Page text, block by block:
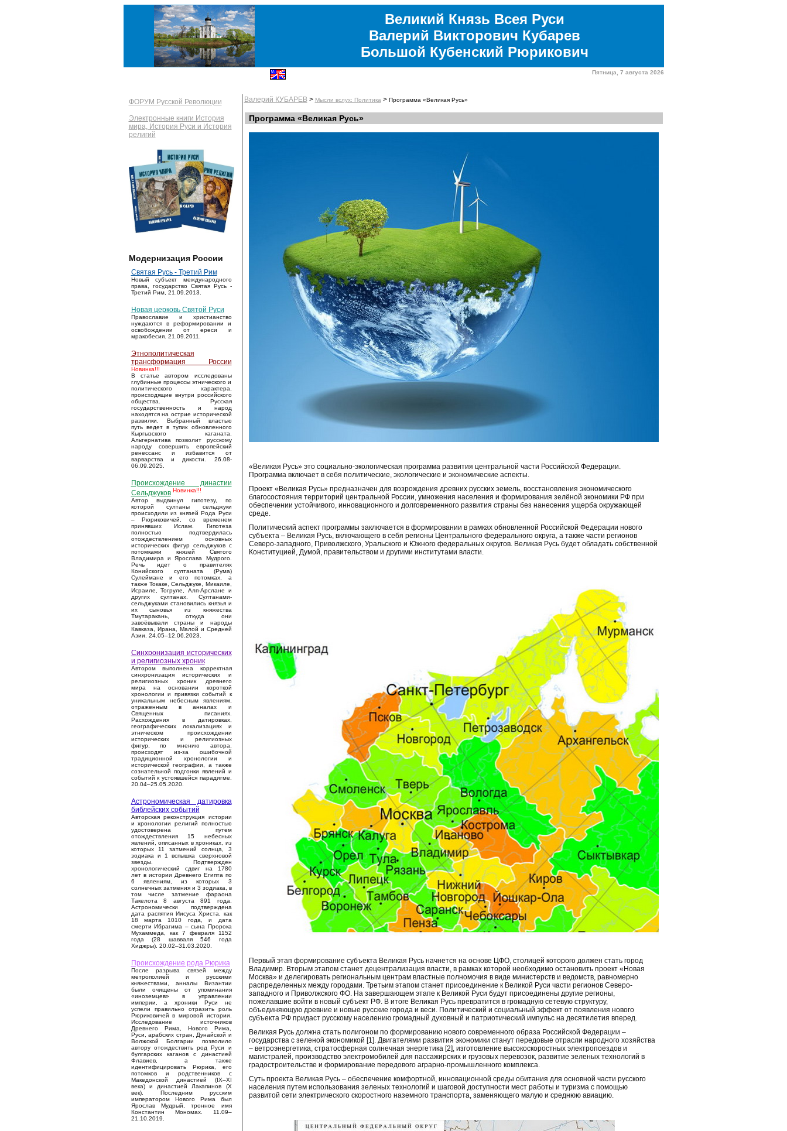
Великий Князь Всея Руси
Валерий Викторович Кубарев
Большой Кубенский Рюрикович
Пятница, 7 августа 2026
ФОРУМ Русской Революции
Электронные книги История
мира, История Руси и История
религий
Модернизация России
Святая Русь - Третий Рим
Новый субъект международного
права, государство Святая Русь -
Третий Рим, 21.09.2013.
Новая церковь Святой Руси
Православие и христианство
нуждаются в реформировании и
освобождении от ереси и
мракобесия. 21.09.2011.
Этнополитическая
трансформация России
Новинка!!!
В статье автором исследованы
глубинные процессы этнического и
политического характера,
происходящие внутри российского
общества. Русская
государственность и народ
находятся на острие исторической
развилки. Выбранный властью
путь ведет в тупик обновленного
Кыргызского каганата.
Альтернатива позволит русскому
народу совершить европейский
ренессанс и избавится от
варварства и дикости. 26.08-
06.09.2025.
Происхождение династии
Сельджуков Новинка!!!
Автор выдвинул гипотезу, по
которой султаны сельджуки
происходили из князей Рода Руси
– Рюриковичей, со временем
принявших Ислам. Гипотеза
полностью подтвердилась
отождествлением основных
исторических фигур сельджуков с
потомками князей Святого
Владимира и Ярослава Мудрого.
Речь идет о правителях
Конийского султаната (Рума)
Сулеймане и его потомках, а
также Токаке, Сельджуке, Микаиле,
Исраиле, Тогруле, Алп-Арслане и
других султанах. Султанами-
сельджуками становились князья и
их сыновья из княжества
Тмутаракань, откуда они
завоёвывали страны и народы
Кавказа, Ирана, Малой и Средней
Азии. 24.05–12.06.2023.
Синхронизация исторических
и религиозных хроник
Автором выполнена корректная
синхронизация исторических и
религиозных хроник древнего
мира на основании короткой
хронологии и привязки событий к
уникальным небесным явлениям,
отраженным в анналах и
Священных писаниях.
Расхождения в датировках,
географических локализациях и
этническом происхождении
исторических и религиозных
фигур, по мнению автора,
происходят из-за ошибочной
традиционной хронологии и
исторической географии, а также
сознательной подгонки явлений и
событий к устоявшейся парадигме.
20.04–25.05.2020.
Астрономическая датировка
библейских событий
Авторская реконструкция истории
и хронологии религий полностью
удостоверена путем
отождествления 15 небесных
явлений, описанных в хрониках, из
которых 11 затмений солнца, 3
зодиака и 1 вспышка сверхновой
звезды. Подтвержден
хронологический сдвиг на 1780
лет в истории Древнего Египта по
6 явлениям, из которых 3
солнечных затмения и 3 зодиака, в
том числе затмение фараона
Такелота 8 августа 891 года.
Астрономически подтверждена
дата распятия Иисуса Христа, как
18 марта 1010 года, и дата
смерти Ибрагима – сына Пророка
Мухаммеда, как 7 февраля 1152
года (28 шавваля 546 года
Хиджры). 20.02–31.03.2020.
Происхождение рода Рюрика
После разрыва связей между
метрополией и русскими
княжествами, анналы Византии
были очищены от упоминания
«иноземцев» в управлении
империи, а хроники Руси не
успели правильно отразить роль
Рюриковичей в мировой истории.
Исследование источников
Древнего Рима, Нового Рима,
Руси, арабских стран, Дунайской и
Волжской Болгарии позволило
автору отождествить род Руси и
булгарских каганов с династией
Флавиев, а также
идентифицировать Рюрика, его
потомков и родственников с
Македонской династией (IX–XI
века) и династией Лакапинов (X
век). Последним русским
императором Нового Рима был
Ярослав Мудрый, тронное имя
Константин Мономах. 11.09–
21.10.2019.
Валерий КУБАРЕВ> Мысли вслух: Политика> Программа «Великая Русь»
Программа «Великая Русь»
«Великая Русь» это социально-экологическая программа развития центральной части Российской Федерации.
Программа включает в себя политические, экологические и экономические аспекты.
Проект «Великая Русь» предназначен для возрождения древних русских земель, восстановления экономического
благосостояния территорий центральной России, умножения населения и формирования зелёной экономики РФ при
обеспечении устойчивого, инновационного и долговременного развития страны без нанесения ущерба окружающей
среде.
Политический аспект программы заключается в формировании в рамках обновленной Российской Федерации нового
субъекта – Великая Русь, включающего в себя регионы Центрального федерального округа, а также части регионов
Северо-западного, Приволжского, Уральского и Южного федеральных округов. Великая Русь будет обладать собственной
Конституцией, Думой, правительством и другими институтами власти.
Первый этап формирование субъекта Великая Русь начнется на основе ЦФО, столицей которого должен стать город
Владимир. Вторым этапом станет децентрализация власти, в рамках которой необходимо остановить проект «Новая
Москва» и делегировать региональным центрам властные полномочия в виде министерств и ведомств, равномерно
распределенных между городами. Третьим этапом станет присоединение к Великой Руси части регионов Северо-
западного и Приволжского ФО. На завершающем этапе к Великой Руси будут присоединены другие регионы,
пожелавшие войти в новый субъект РФ. В итоге Великая Русь превратится в громадную сетевую структуру,
объединяющую древние и новые русские города и веси. Политический и социальный эффект от появления нового
субъекта РФ придаст русскому населению громадный духовный и патриотический импульс на десятилетия вперед.
Великая Русь должна стать полигоном по формированию нового современного образа Российской Федерации –
государства с зеленой экономикой [1]. Двигателями развития экономики станут передовые отрасли народного хозяйства
– ветроэнергетика, стратосферная солнечная энергетика [2], изготовление высокоскоростных электропоездов и
магистралей, производство электромобилей для пассажирских и грузовых перевозок, развитие зеленых технологий в
градостроительстве и формирование передового аграрно-промышленного комплекса.
Суть проекта Великая Русь – обеспечение комфортной, инновационной среды обитания для основной части русского
населения путем использования зеленых технологий и шаговой доступности мест работы и туризма с помощью
развитой сети электрического скоростного наземного транспорта, заменяющего малую и среднюю авиацию.